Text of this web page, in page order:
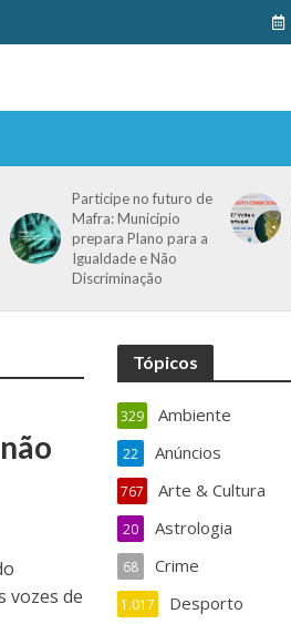
Participe no futuro de
Mafra: Município
prepara Plano para a
Igualdade e Não
Discriminação
vozes de
Tópicos
Ambiente
329
Anúncios
22
Arte & Cultura
767
Astrologia
20
Crime
68
Desporto
1.017